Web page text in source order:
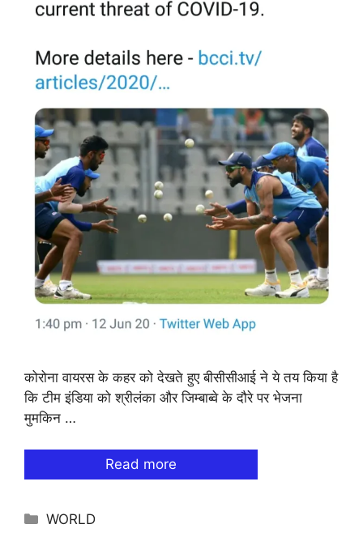
कोरोना वायरस के कहर को देखते हुए बीसीसीआई ने ये तय किया है
कि टीम इंडिया को श्रीलंका और जिम्बाब्वे के दौरे पर भेजना
मुमकिन …
Read more
Categories
WORLD